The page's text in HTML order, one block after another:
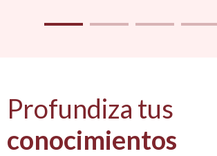
Profundiza tus
conocimientos